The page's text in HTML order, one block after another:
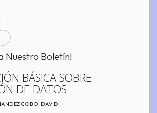
Nuestro Boletín!
BÁSICA SOBRE
DE DATOS
COBO, DAVID